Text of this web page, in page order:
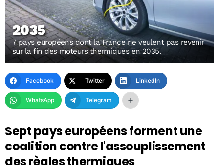
2035
7 pays européens dont la France ne veulent pas revenir
sur la fin des moteurs thermiques en 2035.
Facebook Twitter LinkedIn
WhatsApp Telegram
Sept pays européens forment une
coalition contre l'assouplissement
des règles thermiques